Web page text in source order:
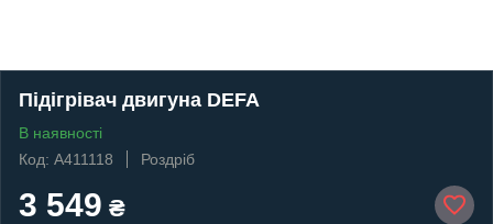
Підігрівач двигуна DEFA
В наявності
Код: A411118
Роздріб
3 549 ₴